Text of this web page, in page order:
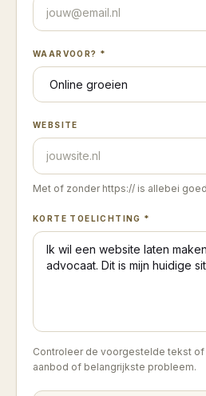
WAARVOOR? *
WEBSITE
Met of zonder https:// is allebei
KORTE TOELICHTING *
Controleer de voorgestelde tekst of
aanbod of belangrijkste probleem.